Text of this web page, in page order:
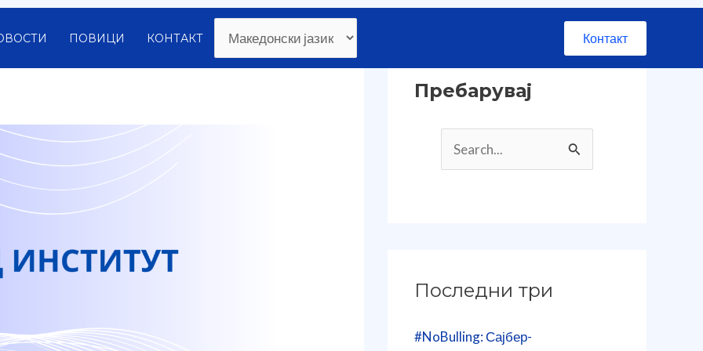
ПОВИЦИ КОНТАКТ Контакт
Пребарувај
h
o
Последни три
#NoBulling: Сајбер-